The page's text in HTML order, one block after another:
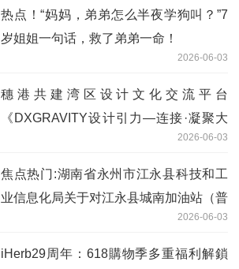
热点！“妈妈，弟弟怎么半夜学狗叫？”7
岁姐姐一句话，救了弟弟一命！
2026-06-03
穗港共建湾区设计文化交流平台
《DXGRAVITY设计引力—连接·凝聚大
2026-06-03
焦点热门:湖南省永州市江永县科技和工
业信息化局关于对江永县城南加油站（普
2026-06-03
iHerb29周年：618購物季多重福利解鎖